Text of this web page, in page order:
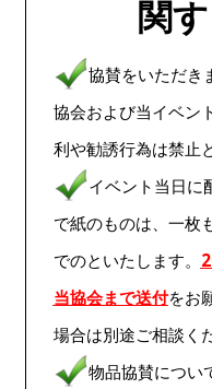
関
協賛をいただき
協会および当イベン
利や勧誘行為は禁止
イベント当日に
で紙のものは、一枚
でのといたします。
当協会まで送付をお
場合は別途ご相談く
物品協賛につい